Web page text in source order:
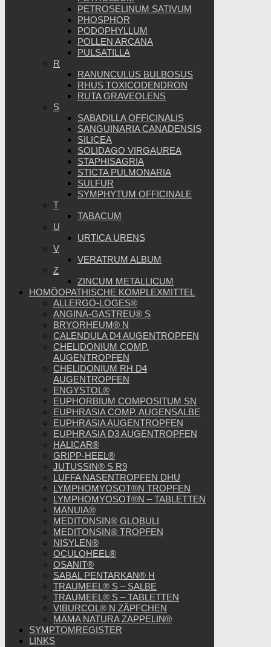
PETROSELINUM SATIVUM
PHOSPHOR
PODOPHYLLUM
POLLEN ARCANA
PULSATILLA
R
RANUNCULUS BULBOSUS
RHUS TOXICODENDRON
RUTA GRAVEOLENS
S
SABADILLA OFFICINALIS
SANGUINARIA CANADENSIS
SILICEA
SOLIDAGO VIRGAUREA
STAPHISAGRIA
STICTA PULMONARIA
SULFUR
SYMPHYTUM OFFICINALE
T
TABACUM
U
URTICA URENS
V
VERATRUM ALBUM
Z
ZINCUM METALLICUM
HOMÖOPATHISCHE KOMPLEXMITTEL
ALLERGO-LOGES®
ANGINA-GASTREU® S
BRYORHEUM® N
CALENDULA D4 AUGENTROPFEN
CHELIDONIUM COMP.
AUGENTROPFEN
CHELIDONIUM RH D4
AUGENTROPFEN
ENGYSTOL®
EUPHORBIUM COMPOSITUM SN
EUPHRASIA COMP. AUGENSALBE
EUPHRASIA AUGENTROPFEN
EUPHRASIA D3 AUGENTROPFEN
HALICAR®
GRIPP-HEEL®
JUTUSSIN® S R9
LUFFA NASENTROPFEN DHU
LYMPHOMYOSOT®N TROPFEN
LYMPHOMYOSOT®N – TABLETTEN
MANUIA®
MEDITONSIN® GLOBULI
MEDITONSIN® TROPFEN
NISYLEN®
OCULOHEEL®
OSANIT®
SABAL PENTARKAN® H
TRAUMEEL® S – SALBE
TRAUMEEL® S – TABLETTEN
VIBURCOL® N ZÄPFCHEN
MAMA NATURA ZAPPELIN®
SYMPTOMREGISTER
LINKS